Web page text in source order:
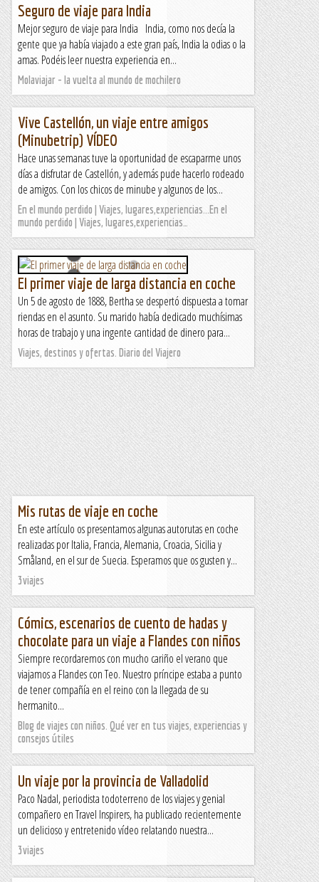
Seguro de viaje para India
Mejor seguro de viaje para India India, como nos decía la
gente que ya había viajado a este gran país, India la odias o la
amas. Podéis leer nuestra experiencia en...
Molaviajar - la vuelta al mundo de mochilero
Vive Castellón, un viaje entre amigos
(Minubetrip) VÍDEO
Hace unas semanas tuve la oportunidad de escaparme unos
días a disfrutar de Castellón, y además pude hacerlo rodeado
de amigos. Con los chicos de minube y algunos de los...
En el mundo perdido | Viajes, lugares,experiencias...En el
mundo perdido | Viajes, lugares,experiencias…
El primer viaje de larga distancia en coche
Un 5 de agosto de 1888, Bertha se despertó dispuesta a tomar
riendas en el asunto. Su marido había dedicado muchísimas
horas de trabajo y una ingente cantidad de dinero para...
Viajes, destinos y ofertas. Diario del Viajero
Mis rutas de viaje en coche
En este artículo os presentamos algunas autorutas en coche
realizadas por Italia, Francia, Alemania, Croacia, Sicilia y
Småland, en el sur de Suecia. Esperamos que os gusten y...
3viajes
Cómics, escenarios de cuento de hadas y
chocolate para un viaje a Flandes con niños
Siempre recordaremos con mucho cariño el verano que
viajamos a Flandes con Teo. Nuestro príncipe estaba a punto
de tener compañía en el reino con la llegada de su
hermanito...
Blog de viajes con niños. Qué ver en tus viajes, experiencias y
consejos útiles
Un viaje por la provincia de Valladolid
Paco Nadal, periodista todoterreno de los viajes y genial
compañero en Travel Inspirers, ha publicado recientemente
un delicioso y entretenido vídeo relatando nuestra...
3viajes